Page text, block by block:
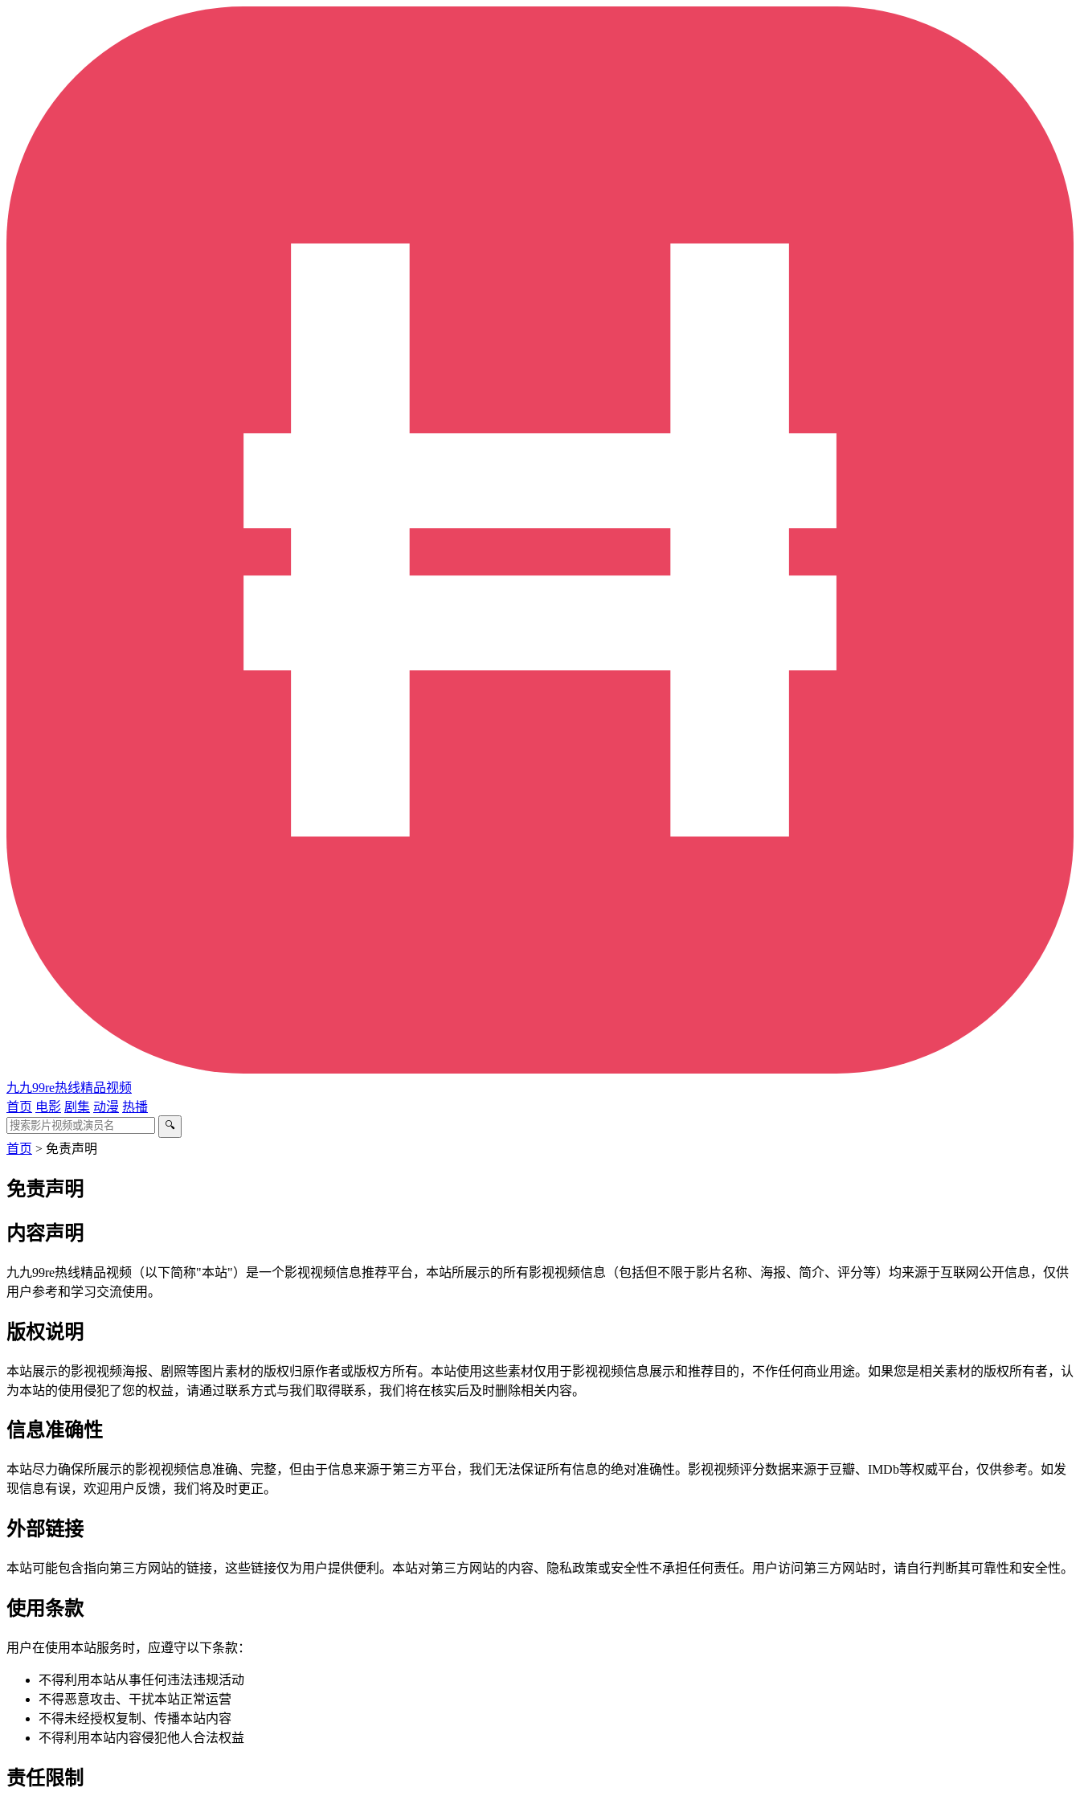
九九99re热线精品视频
首页 电影 剧集 动漫 热播
🔍
首页 > 免责声明
免责声明
内容声明
九九99re热线精品视频（以下简称"本站"）是一个影视视频信息推荐平台，本站所展示的所有影视视频信息（包括但不限于影片名称、海报、简介、评分等）均来源于互联网公开信息，仅供
用户参考和学习交流使用。
版权说明
本站展示的影视视频海报、剧照等图片素材的版权归原作者或版权方所有。本站使用这些素材仅用于影视视频信息展示和推荐目的，不作任何商业用途。如果您是相关素材的版权所有者，认
为本站的使用侵犯了您的权益，请通过联系方式与我们取得联系，我们将在核实后及时删除相关内容。
信息准确性
本站尽力确保所展示的影视视频信息准确、完整，但由于信息来源于第三方平台，我们无法保证所有信息的绝对准确性。影视视频评分数据来源于豆瓣、IMDb等权威平台，仅供参考。如发
现信息有误，欢迎用户反馈，我们将及时更正。
外部链接
本站可能包含指向第三方网站的链接，这些链接仅为用户提供便利。本站对第三方网站的内容、隐私政策或安全性不承担任何责任。用户访问第三方网站时，请自行判断其可靠性和安全性。
使用条款
用户在使用本站服务时，应遵守以下条款：
不得利用本站从事任何违法违规活动
不得恶意攻击、干扰本站正常运营
不得未经授权复制、传播本站内容
不得利用本站内容侵犯他人合法权益
责任限制